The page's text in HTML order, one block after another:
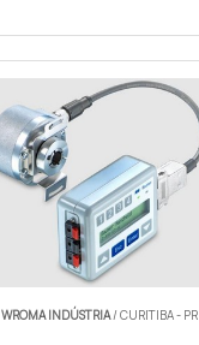
WROMA INDÚSTRIA/ CURITIBA - PR